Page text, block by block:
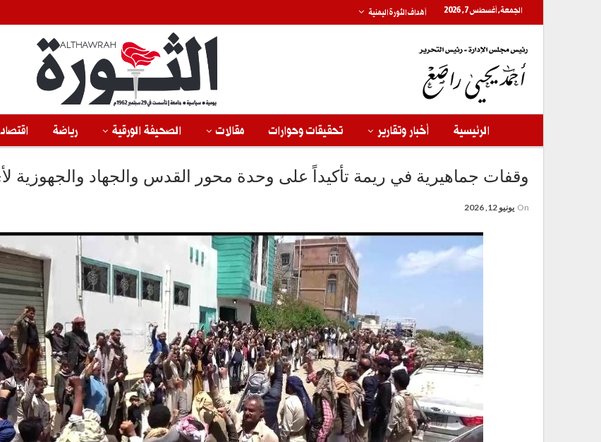
الجمعة, أغسطس 7, 2026 أهداف الثورة اليمنية
الرئيسية أخبار وتقارير تحقيقات وحوارات مقالات الصحيفة الورقية رياضة اقتصاد
وقفات جماهيرية في ريمة تأكيداً على وحدة محور القدس والجهاد والجهوزية
On يونيو 12, 2026